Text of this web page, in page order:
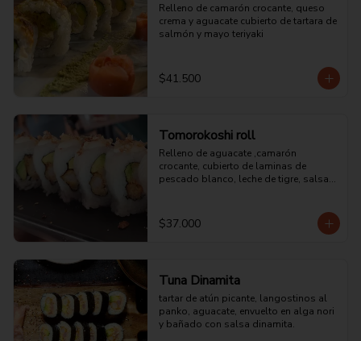
Relleno de camarón crocante, queso
crema y aguacate cubierto de tartara de
salmón y mayo teriyaki
$41.500
Tomorokoshi roll
Relleno de aguacate ,camarón
crocante, cubierto de laminas de
pescado blanco, leche de tigre, salsa
$37.000
Tuna Dinamita
tartar de atún picante, langostinos al
panko, aguacate, envuelto en alga nori
y bañado con salsa dinamita.